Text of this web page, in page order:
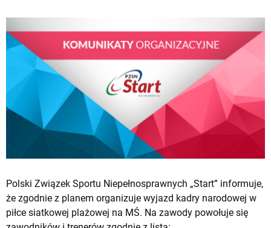
Polski Związek Sportu Niepełnosprawnych „Start” informuje,
że zgodnie z planem organizuje wyjazd kadry narodowej w
piłce siatkowej plażowej na MŚ. Na zawody powołuje się